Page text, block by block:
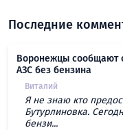
Последние
Воронежцы сообщают
АЗС без бензина
Виталий
Я не знаю кто
Бутурлиновка.
бензи...